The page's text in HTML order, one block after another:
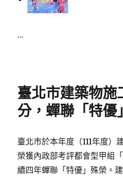
…
臺北市建築物施
分，蟬聯「特優
臺北市於本年度（111年度）
榮獲內政部考評都會型甲組
續四年蟬聯「特優」殊榮。